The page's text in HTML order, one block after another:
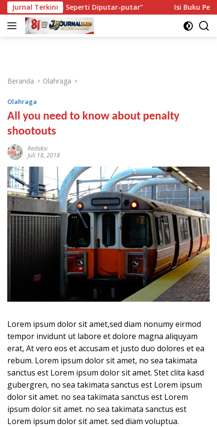
Langsung
ke
konten
Jurnal Terkini
“Saya Seperti Diputar-putar” Isi Buku Pelajaran
Beranda Olahraga
Olahraga
All you need to know about penalty
shootouts
Redaksi
Juli 18, 2018
Lorem ipsum dolor sit amet,sed diam nonumy eirmod
tempor invidunt ut labore et dolore magna aliquyam
erat, At vero eos et accusam et justo duo dolores et ea
rebum. Lorem ipsum dolor sit amet, no sea takimata
sanctus est Lorem ipsum dolor sit amet. Stet clita kasd
gubergren, no sea takimata sanctus est Lorem ipsum
dolor sit amet. no sea takimata sanctus est Lorem
ipsum dolor sit amet. no sea takimata sanctus est
Lorem ipsum dolor sit amet. sed diam voluptua.